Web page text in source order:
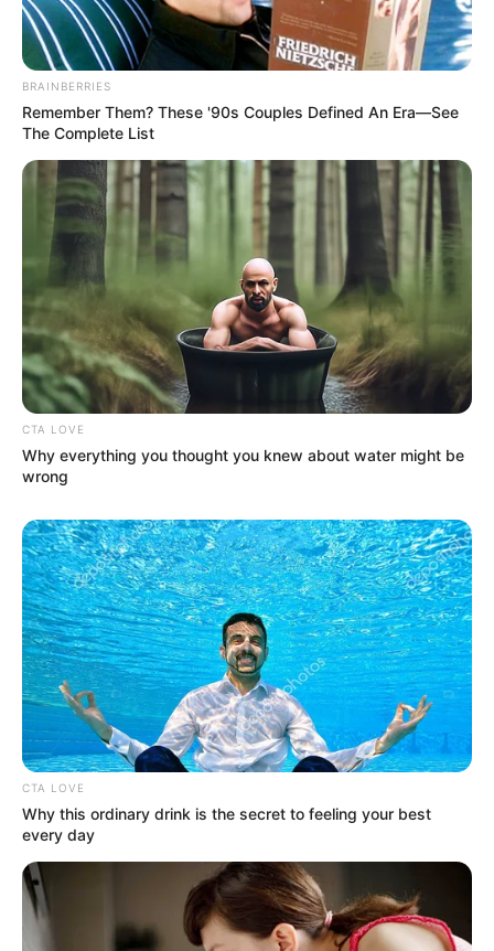
BRAINBERRIES
Remember Them? These '90s Couples Defined An Era—See
The Complete List
CTA LOVE
Why everything you thought you knew about water might be
wrong
CTA LOVE
Why this ordinary drink is the secret to feeling your best
every day